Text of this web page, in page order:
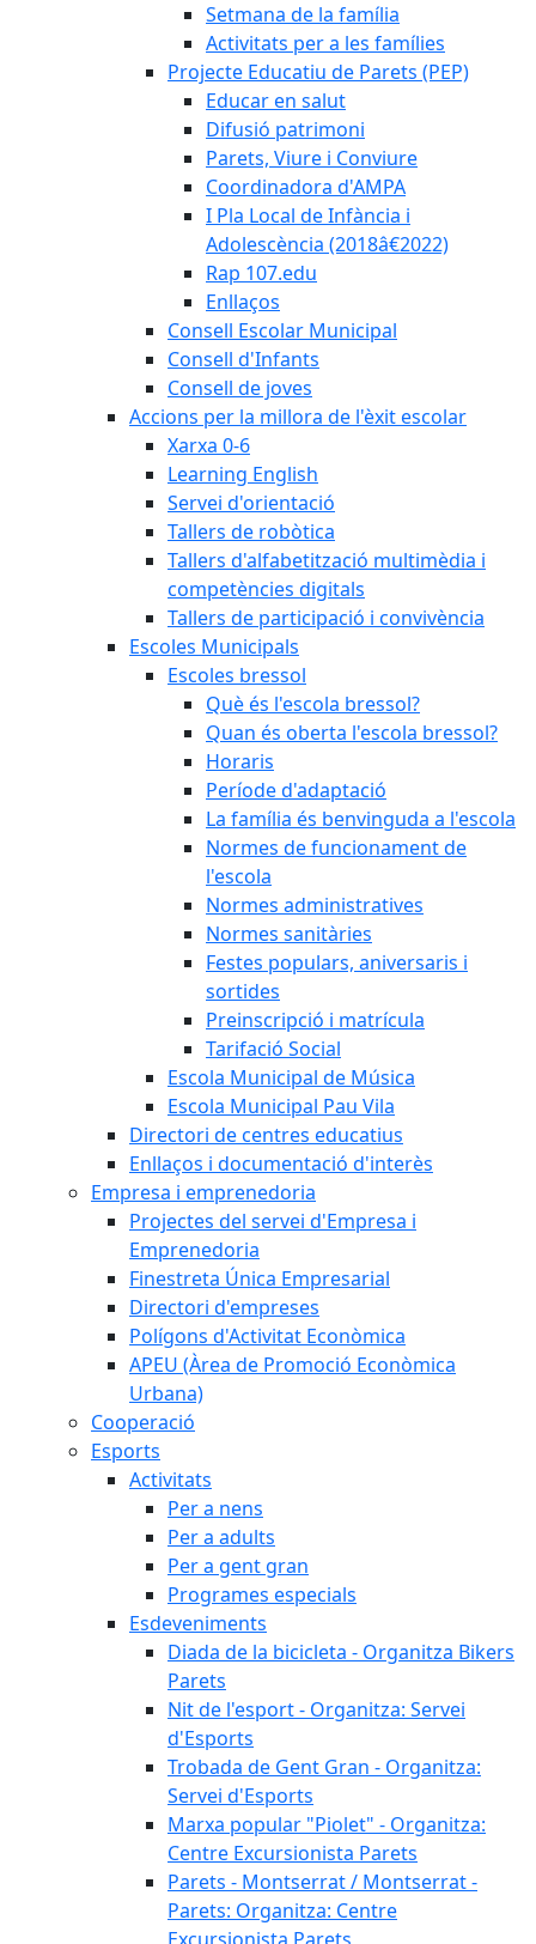
Setmana de la família
Activitats per a les famílies
Projecte Educatiu de Parets (PEP)
Educar en salut
Difusió patrimoni
Parets, Viure i Conviure
Coordinadora d'AMPA
I Pla Local de Infància i
Adolescència (2018â€2022)
Rap 107.edu
Enllaços
Consell Escolar Municipal
Consell d'Infants
Consell de joves
Accions per la millora de l'èxit escolar
Xarxa 0-6
Learning English
Servei d'orientació
Tallers de robòtica
Tallers d'alfabetització multimèdia i
competències digitals
Tallers de participació i convivència
Escoles Municipals
Escoles bressol
Què és l'escola bressol?
Quan és oberta l'escola bressol?
Horaris
Període d'adaptació
La família és benvinguda a l'escola
Normes de funcionament de
l'escola
Normes administratives
Normes sanitàries
Festes populars, aniversaris i
sortides
Preinscripció i matrícula
Tarifació Social
Escola Municipal de Música
Escola Municipal Pau Vila
Directori de centres educatius
Enllaços i documentació d'interès
Empresa i emprenedoria
Projectes del servei d'Empresa i
Emprenedoria
Finestreta Única Empresarial
Directori d'empreses
Polígons d'Activitat Econòmica
APEU (Àrea de Promoció Econòmica
Urbana)
Cooperació
Esports
Activitats
Per a nens
Per a adults
Per a gent gran
Programes especials
Esdeveniments
Diada de la bicicleta - Organitza Bikers
Parets
Nit de l'esport - Organitza: Servei
d'Esports
Trobada de Gent Gran - Organitza:
Servei d'Esports
Marxa popular "Piolet" - Organitza:
Centre Excursionista Parets
Parets - Montserrat / Montserrat -
Parets: Organitza: Centre